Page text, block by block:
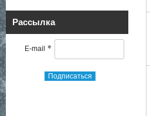
Рассылка
E-mail *
Подписаться